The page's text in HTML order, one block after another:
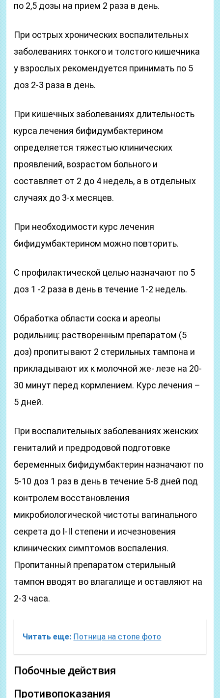
по 2,5 дозы на прием 2 раза в день.
При острых хронических воспалительных
заболеваниях тонкого и толстого кишечника
у взрослых рекомендуется принимать по 5
доз 2-3 раза в день.
При кишечных заболеваниях длительность
курса лечения бифидумбактерином
определяется тяжестью клинических
проявлений, возрастом больного и
составляет от 2 до 4 недель, а в отдельных
случаях до 3-х месяцев.
При необходимости курс лечения
бифидумбактерином можно повторить.
С профилактической целью назначают по 5
доз 1 -2 раза в день в течение 1-2 недель.
Обработка области соска и ареолы
родильниц: растворенным препаратом (5
доз) пропитывают 2 стерильных тампона и
прикладывают их к молочной же- лезе на 20-
30 минут перед кормлением. Курс лечения –
5 дней.
При воспалительных заболеваниях женских
гениталий и предродовой подготовке
беременных бифидумбактерин назначают по
5-10 доз 1 раз в день в течение 5-8 дней под
контролем восстановления
микробиологической чистоты вагинального
секрета до I-II степени и исчезновения
клинических симптомов воспаления.
Пропитанный препаратом стерильный
тампон вводят во влагалище и оставляют на
2-3 часа.
Читать еще: Потница на стопе фото
Побочные действия
Противопоказания